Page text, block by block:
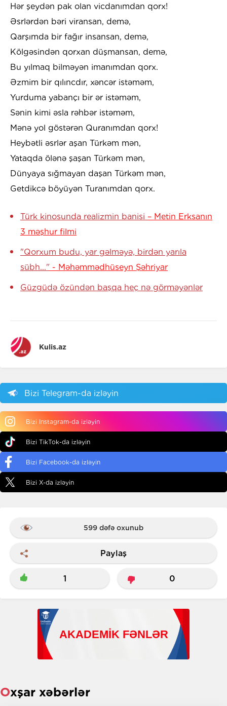
Hər şeydən pak olan vicdanımdan qorx!
Əsrlərdən bəri viransan, demə,
Qarşımda bir fağır insansan, demə,
Kölgəsindən qorxan düşmansan, demə,
Bu yılmaq bilməyən imanımdan qorx.
Əzmim bir qılıncdır, xəncər istəməm,
Yurduma yabançı bir ər istəməm,
Sənin kimi əsla rəhbər istəməm,
Mənə yol göstərən Quranımdan qorx!
Heybətli əsrlər aşan Türkəm mən,
Yataqda ölənə şaşan Türkəm mən,
Dünyaya sığmayan daşan Türkəm mən,
Getdikcə böyüyən Turanımdan qorx.
Türk kinosunda realizmin banisi – Metin Erksanın
3 məşhur filmi
"Qorxum budu, yar gəlməyə, birdən yarıla
sübh..." - Məhəmmədhüseyn Şəhriyar
Güzgüdə özündən başqa heç nə görməyənlər
Kulis.az
Bizi Telegram-da izləyin
Bizi Instagram-da izləyin
Bizi TikTok-da izləyin
Bizi Facebook-da izləyin
Bizi X-da izləyin
599 dəfə oxunub
Paylaş
1 0
Oxşar xəbərlər